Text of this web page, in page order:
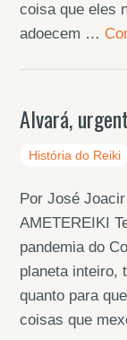
coisa que eles
adoecem …
Alvará,
História do Reiki
Por José
AMETEREIKI
pandemia do
planeta inteiro,
quanto para
coisas que